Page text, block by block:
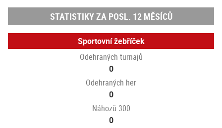
STATISTIKY ZA POSL. 12 MĚSÍCŮ
Sportovní žebříček
Odehraných turnajů
0
Odehraných her
0
Náhozů 300
0